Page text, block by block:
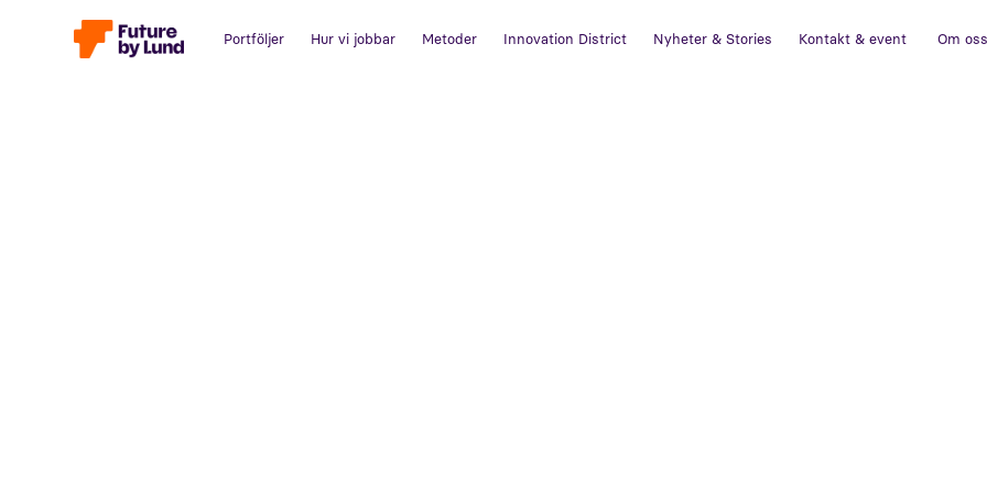
Portföljer Hur vi jobbar Metoder Innovation District Nyheter & Stories Kontakt & event Om